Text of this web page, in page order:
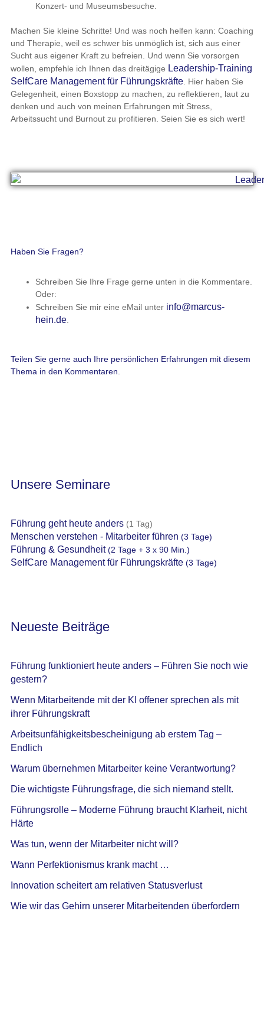
Konzert- und Museumsbesuche.
Machen Sie kleine Schritte! Und was noch helfen kann: Coaching
und Therapie, weil es schwer bis unmöglich ist, sich aus einer
Sucht aus eigener Kraft zu befreien. Und wenn Sie vorsorgen
wollen, empfehle ich Ihnen das dreitägige Leadership-Training
SelfCare Management für Führungskräfte. Hier haben Sie
Gelegenheit, einen Boxstopp zu machen, zu reflektieren, laut zu
denken und auch von meinen Erfahrungen mit Stress,
Arbeitssucht und Burnout zu profitieren. Seien Sie es sich wert!
Haben Sie Fragen?
Schreiben Sie Ihre Frage gerne unten in die Kommentare.
Oder:
Schreiben Sie mir eine eMail unter info@marcus-
hein.de.
Teilen Sie gerne auch Ihre persönlichen Erfahrungen mit diesem
Thema in den Kommentaren.
Unsere Seminare
Führung geht heute anders(1 Tag)
Menschen verstehen - Mitarbeiter führen (3 Tage)
Führung & Gesundheit(2 Tage + 3 x 90 Min.)
SelfCare Management für Führungskräfte(3 Tage)
Neueste Beiträge
Führung funktioniert heute anders – Führen Sie noch wie
gestern?
Wenn Mitarbeitende mit der KI offener sprechen als mit
ihrer Führungskraft
Arbeitsunfähigkeitsbescheinigung ab erstem Tag –
Endlich
Warum übernehmen Mitarbeiter keine Verantwortung?
Die wichtigste Führungsfrage, die sich niemand stellt.
Führungsrolle – Moderne Führung braucht Klarheit, nicht
Härte
Was tun, wenn der Mitarbeiter nicht will?
Wann Perfektionismus krank macht …
Innovation scheitert am relativen Statusverlust
Wie wir das Gehirn unserer Mitarbeitenden überfordern